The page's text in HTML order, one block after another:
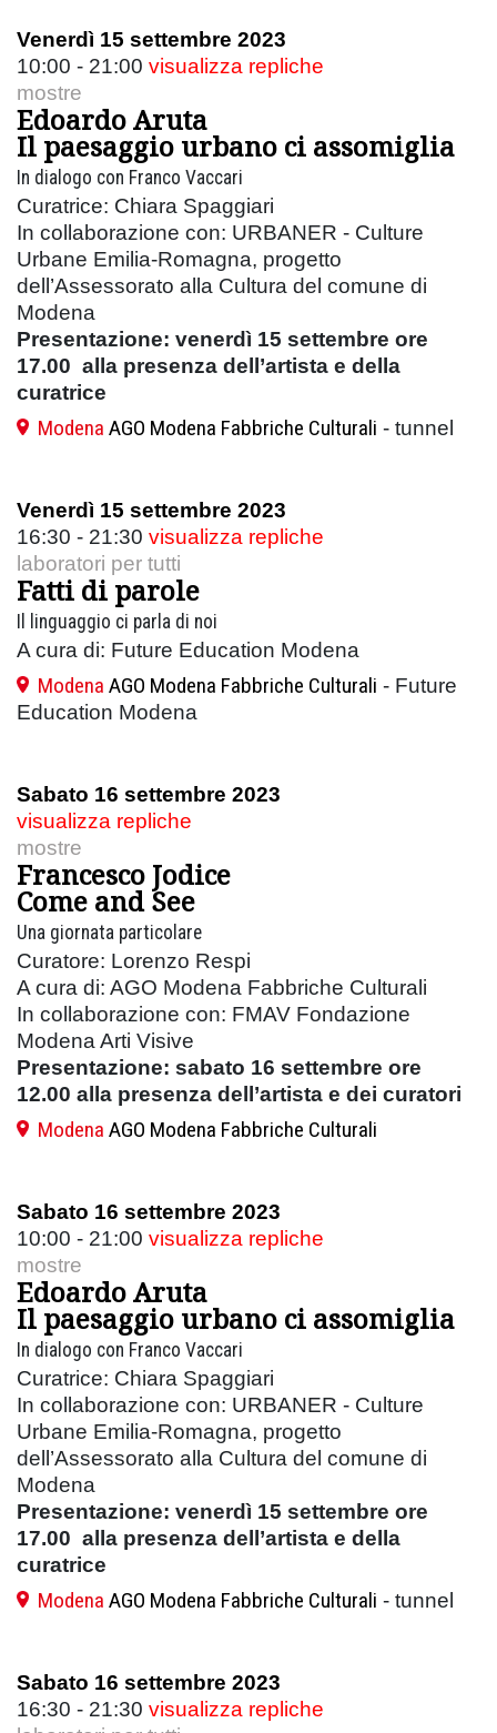
Venerdì 15 settembre 2023
10:00 - 21:00 visualizza repliche
mostre
Edoardo Aruta
Il paesaggio urbano ci assomiglia
In dialogo con Franco Vaccari
Curatrice: Chiara Spaggiari
In collaborazione con: URBANER - Culture
Urbane Emilia-Romagna, progetto
dell’Assessorato alla Cultura del comune di
Modena
Presentazione: venerdì 15 settembre ore
17.00 alla presenza dell’artista e della
curatrice
Modena AGO Modena Fabbriche Culturali - tunnel
Venerdì 15 settembre 2023
16:30 - 21:30 visualizza repliche
laboratori per tutti
Fatti di parole
Il linguaggio ci parla di noi
A cura di: Future Education Modena
Modena AGO Modena Fabbriche Culturali - Future
Education Modena
Sabato 16 settembre 2023
visualizza repliche
mostre
Francesco Jodice
Come and See
Una giornata particolare
Curatore: Lorenzo Respi
A cura di: AGO Modena Fabbriche Culturali
In collaborazione con: FMAV Fondazione
Modena Arti Visive
Presentazione: sabato 16 settembre ore
12.00 alla presenza dell’artista e dei curatori
Modena AGO Modena Fabbriche Culturali
Sabato 16 settembre 2023
10:00 - 21:00 visualizza repliche
mostre
Edoardo Aruta
Il paesaggio urbano ci assomiglia
In dialogo con Franco Vaccari
Curatrice: Chiara Spaggiari
In collaborazione con: URBANER - Culture
Urbane Emilia-Romagna, progetto
dell’Assessorato alla Cultura del comune di
Modena
Presentazione: venerdì 15 settembre ore
17.00 alla presenza dell’artista e della
curatrice
Modena AGO Modena Fabbriche Culturali - tunnel
Sabato 16 settembre 2023
16:30 - 21:30 visualizza repliche